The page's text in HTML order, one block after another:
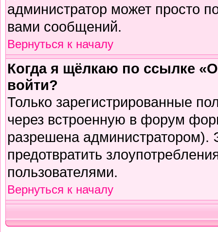
администратор может просто
вами сообщений.
Вернуться к началу
Когда я щёлкаю по ссылке
войти?
Только зарегистрированные
через встроенную в форум
разрешена администратором).
предотвратить
пользователями.
Вернуться к началу